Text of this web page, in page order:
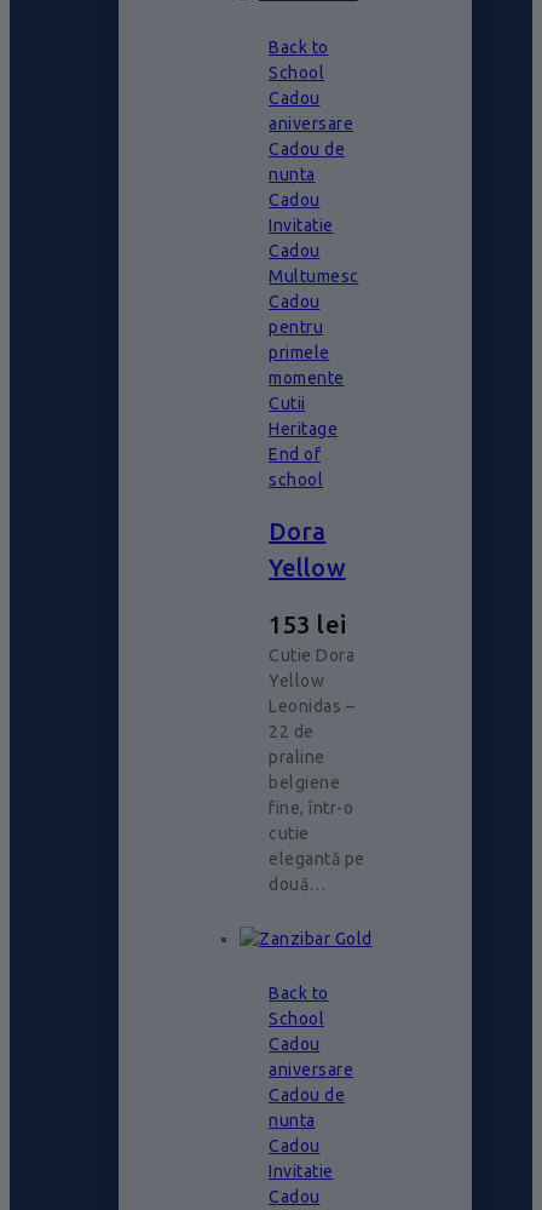
Back to
School
Cadou
aniversare
Cadou de
nunta
Cadou
Invitatie
Cadou
Multumesc
Cadou
pentru
primele
momente
Cutii
Heritage
End of
school
Dora
Yellow
153 lei
Cutie Dora
Yellow
Leonidas –
22 de
praline
belgiene
fine, într-o
cutie
elegantă pe
două…
Back to
School
Cadou
aniversare
Cadou de
nunta
Cadou
Invitatie
Cadou